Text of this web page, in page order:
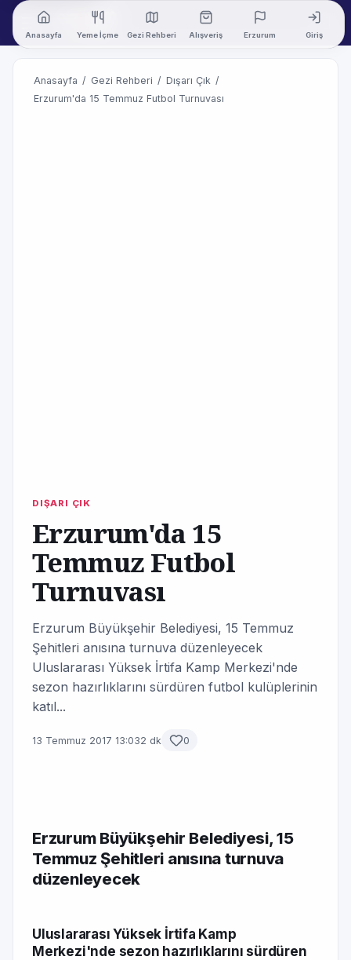
Anasayfa Yeme İçme Gezi Rehberi Alışveriş Erzurum Giriş
Anasayfa / Gezi Rehberi / Dışarı Çık /
Erzurum'da 15 Temmuz Futbol Turnuvası
DIŞARI ÇIK
Erzurum'da 15
Temmuz Futbol
Turnuvası
Erzurum Büyükşehir Belediyesi, 15 Temmuz
Şehitleri anısına turnuva düzenleyecek
Uluslararası Yüksek İrtifa Kamp Merkezi'nde
sezon hazırlıklarını sürdüren futbol kulüplerinin
katıl...
13 Temmuz 2017 13:032 dk 0
Erzurum Büyükşehir Belediyesi, 15
Temmuz Şehitleri anısına turnuva
düzenleyecek
Uluslararası Yüksek İrtifa Kamp
Merkezi'nde sezon hazırlıklarını sürdüren